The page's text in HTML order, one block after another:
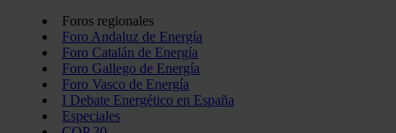
Foros regionales
Foro Andaluz de Energía
Foro Catalán de Energía
Foro Gallego de Energía
Foro Vasco de Energía
I Debate Energético en España
Especiales